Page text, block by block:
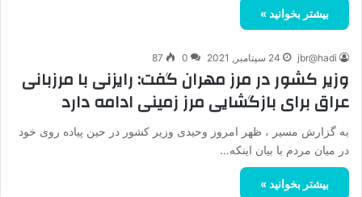
بیشتر بخوانید »
jbr@hadi 24 سپتامبر, 2021 0
87
وزیر کشور در مرز مهران گفت: رایزنی با مرزبانی
عراق برای بازگشایی مرز زمینی ادامه دارد
به گزارش مسیر ، ظهر امروز وحیدی وزیر کشور در حین پیاده روی خود
در میان مردم با بیان اینکه…
بیشتر بخوانید »